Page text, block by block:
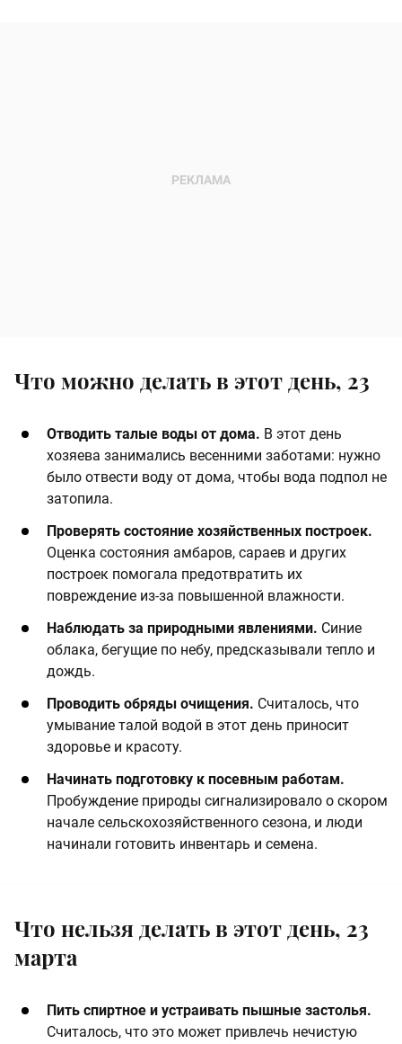
Что можно делать в этот день, 23
Отводить талые воды от дома. В этот день
хозяева занимались весенними заботами: нужно
было отвести воду от дома, чтобы вода подпол не
затопила. ​
​Проверять состояние хозяйственных построек.
Оценка состояния амбаров, сараев и других
построек помогала предотвратить их
повреждение из-за повышенной влажности.​
​Наблюдать за природными явлениями. Синие
облака, бегущие по небу, предсказывали тепло и
дождь. ​
​Проводить обряды очищения. Считалось, что
умывание талой водой в этот день приносит
здоровье и красоту.​
​Начинать подготовку к посевным работам.
Пробуждение природы сигнализировало о скором
начале сельскохозяйственного сезона, и люди
начинали готовить инвентарь и семена.
Что нельзя делать в этот день, 23
марта
Пить спиртное и устраивать пышные застолья.
Считалось, что это может привлечь нечистую